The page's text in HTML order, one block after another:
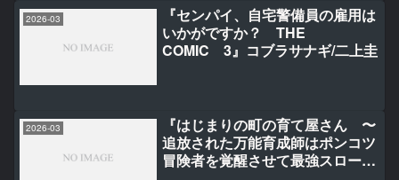
2026-03
『センパイ、自宅警備員の雇用は
いかがですか？ THE
COMIC 3』コブラサナギ/二上圭
2026-03
『はじまりの町の育て屋さん 〜
追放された万能育成師はポンコツ
冒険者を覚醒させて最強スローラ